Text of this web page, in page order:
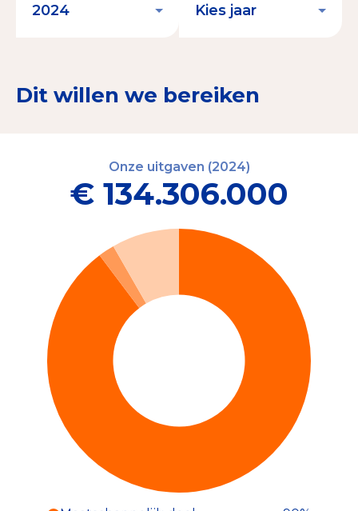
Dit willen we bereiken
Onze uitgaven (2024)
€ 134.306.000